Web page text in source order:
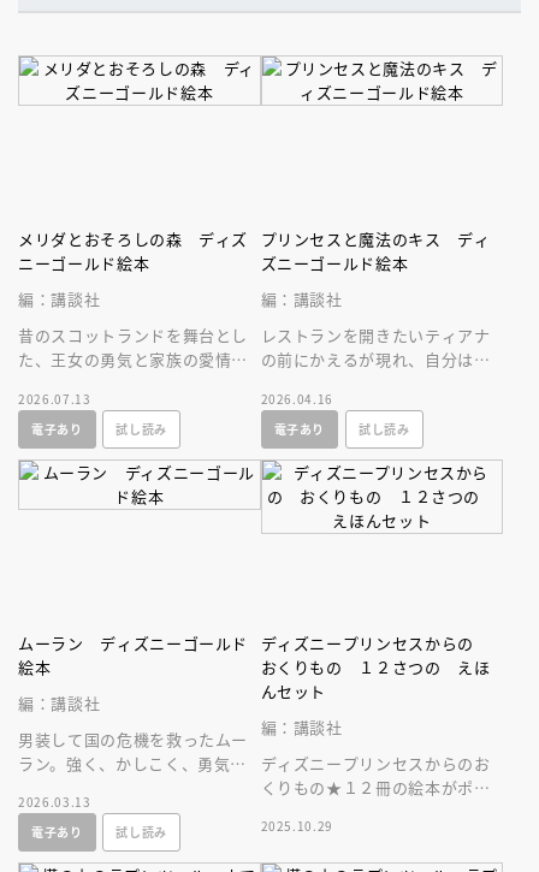
メリダとおそろしの森 ディズ
ニーゴールド絵本
編：講談社
昔のスコットランドを舞台とし
た、王女の勇気と家族の愛情の
ー賞受賞作のゴールド絵本、リ
ニューアル版
2026.07.13
電子あり
試し読み
プリンセスと魔法のキス ディ
ズニーゴールド絵本
編：講談社
レストランを開きたいティアナ
の前にかえるが現れ、自分は王
われキスすると、ティアナもか
えるに！
2026.04.16
電子あり
試し読み
ムーラン ディズニーゴールド
絵本
編：講談社
男装して国の危機を救ったムー
ラン。強く、かしこく、勇気あ
にぜひ読ませたい名作！
2026.03.13
電子あり
試し読み
ディズニープリンセスからの
おくりもの １２さつの えほ
んセット
編：講談社
ディズニープリンセスからのお
くりもの★１２冊の絵本がポケ
ペシャルな一冊。プレゼントに
も最適♪
2025.10.29